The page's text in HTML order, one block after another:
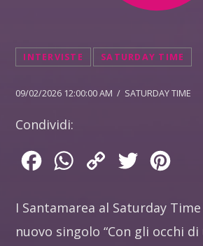
INTERVISTE SATURDAY TIME
09/02/2026 12:00:00 AM / SATURDAY TIME
Condividi:
FacebookWhatsApp
Copy
Twitter
I Santamarea al Saturday
nuovo singolo “Con gli occhi di